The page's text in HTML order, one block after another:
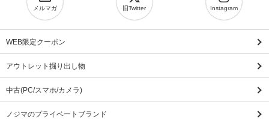
メルマガ 旧Twitter Instagram
WEB限定クーポン
アウトレット掘り出し物
中古(PC/スマホ/カメラ)
ノジマのプライベートブランド